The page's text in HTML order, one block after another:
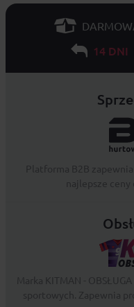
14 DNI